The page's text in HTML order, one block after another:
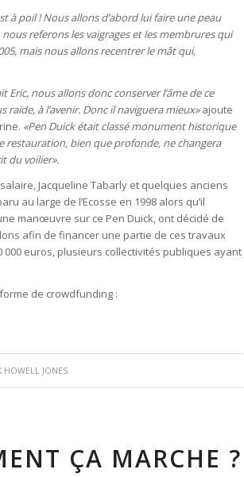
à poil ! Nous allons d’abord lui faire une peau
referons les vaigrages et les membrures qui
mais nous allons recentrer le mât qui,
Eric, nous allons donc conserver l’âme de ce
raide, à l’avenir. Donc il naviguera mieux»ajoute
«Pen Duick était classé monument historique
restauration, bien que profonde, ne changera
du voilier».
Jacqueline Tabarly et quelques anciens
au large de l’Ecosse en 1998 alors qu’il
manœuvre sur ce Pen Duick, ont décidé de
afin de financer une partie de ces travaux
000 euros, plusieurs collectivités publiques ayant
de crowdfunding :
HOWELL JONES
ÇA MARCHE ?